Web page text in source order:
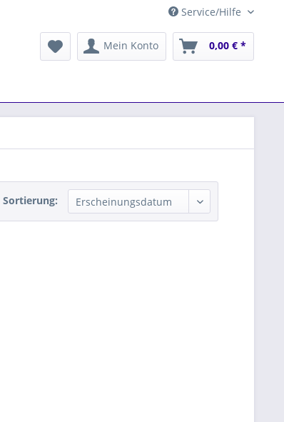
Service/Hilfe
Mein Konto 0,00 € *
Sortierung: